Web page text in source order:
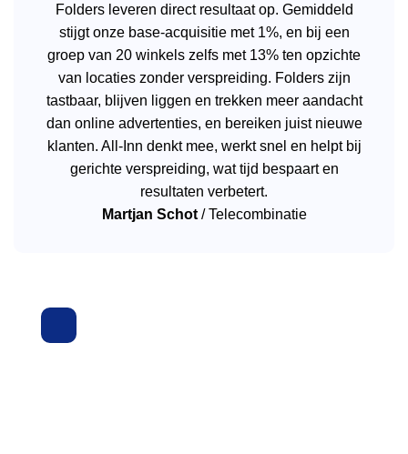
Folders leveren direct resultaat op. Gemiddeld
stijgt onze base-acquisitie met 1%, en bij een
groep van 20 winkels zelfs met 13% ten opzichte
van locaties zonder verspreiding. Folders zijn
tastbaar, blijven liggen en trekken meer aandacht
dan online advertenties, en bereiken juist nieuwe
klanten. All-Inn denkt mee, werkt snel en helpt bij
gerichte verspreiding, wat tijd bespaart en
resultaten verbetert.
Martjan Schot /Telecombinatie